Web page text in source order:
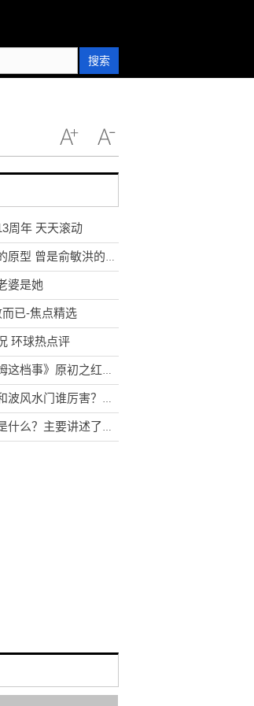
搜索
周年 天天滚动
环球时讯：中国合伙人的原型 曾是俞敏洪的合伙人
婆是她
已-焦点精选
环球热点评
《关于我转生变成史莱姆这档事》原初之红为什么害怕原初之黑？库洛艾为什么杀米莉姆？
《火影忍者》中大蛇丸和波风水门谁厉害？鼬为什么叫卡卡西大哥
《天使小生意气》结局是什么？主要讲述了什么故事？